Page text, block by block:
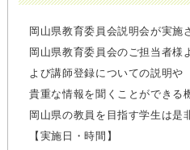
岡山県教育委員会説明会が実施
岡山県教育委員会のご担当者様
よび講師登録についての説明や
貴重な情報を聞くことができる
岡山県の教員を目指す学生は是
【実施日・時間】